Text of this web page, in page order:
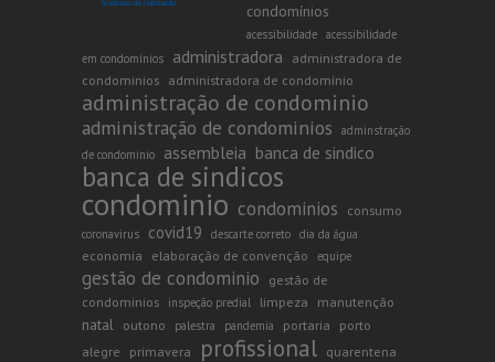
condomínios
acessibilidade acessibilidade
em condomínios
administradora
administradora de
condominios administradora de condomínio
administração de condominio
administração de condominios
adminstração
de condominio
assembleia banca de sindico
banca de sindicos
condominio condominios consumo
coronavirus covid19 descarte correto dia da água
economia elaboração de convenção equipe
gestão de condominio
gestão de
condominios
inspeção predial limpeza manutenção
natal outono palestra pandemia portaria
porto
alegre
primavera profissional quarentena